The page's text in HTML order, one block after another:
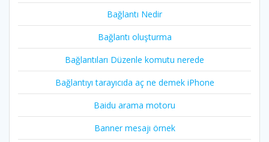
Bağlantı Nedir
Bağlantı oluşturma
Bağlantıları Düzenle komutu nerede
Bağlantıyı tarayıcıda aç ne demek iPhone
Baidu arama motoru
Banner mesajı örnek